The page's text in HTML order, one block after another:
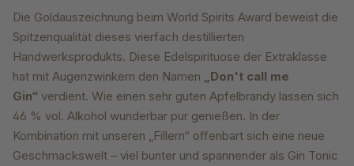
Die Goldauszeichnung beim World Spirits Award beweist die
Spitzenqualität dieses vierfach destillierten
Handwerksprodukts. Diese Edelspirituose der Extraklasse
hat mit Augenzwinkern den Namen „Don't call me
Gin“ verdient. Wie einen sehr guten Apfelbrandy lassen sich
46 % vol. Alkohol wunderbar pur genießen. In der
Kombination mit unseren „Fillern“ offenbart sich eine neue
Geschmackswelt – viel bunter und spannender als Gin Tonic